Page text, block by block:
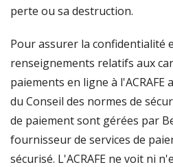
perte ou sa destruction.
Pour assurer la confidentialité
renseignements relatifs aux
paiements en ligne à
du Conseil des normes de
de paiement sont gérées par
fournisseur de services de
sécurisé. L'ACRAFE ne voit ni